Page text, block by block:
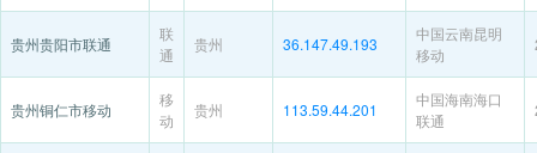
贵州贵阳市联通
联
通
贵州 36.147.49.193
中国云南昆明
移动
贵州铜仁市移动
移
动
贵州 113.59.44.201
中国海南海口
联通